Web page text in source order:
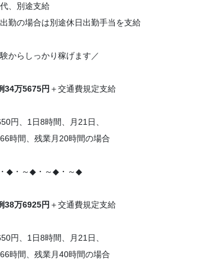
、別途支給
勤の場合は別途休日出勤手当を支給
からしっかり稼げます／
34万5675円 ＋交通費規定支給
円、1日8時間、月21日、
時間、残業月20時間の場合
◆・～◆・～◆・～◆
38万6925円 ＋交通費規定支給
円、1日8時間、月21日、
時間、残業月40時間の場合